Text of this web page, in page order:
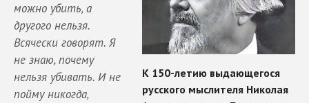
можно убить, а
другого нельзя.
Всячески говорят. Я
не знаю, почему
нельзя убивать. И не
пойму никогда,